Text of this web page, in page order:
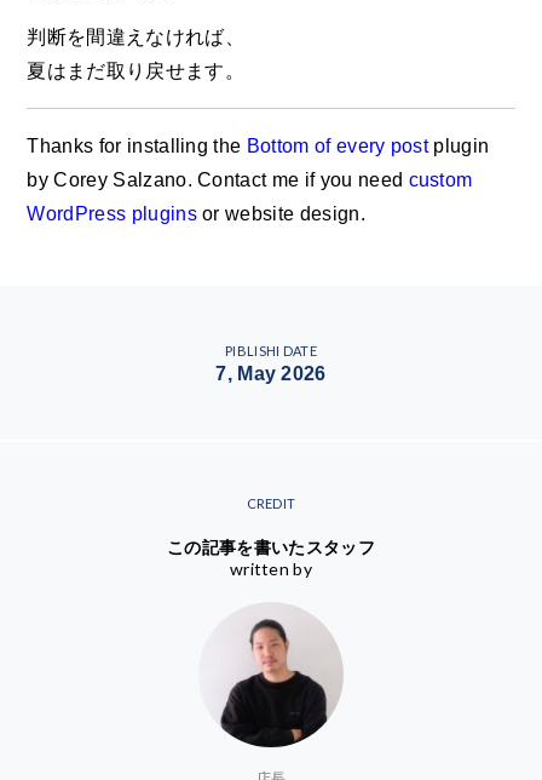
判断を間違えなければ、
夏はまだ取り戻せます。
Thanks for installing the Bottom of every postplugin
by Corey Salzano. Contact me if you need custom
WordPress pluginsor website design.
PIBLISHI DATE
7, May 2026
CREDIT
この記事を書いたスタッフ
written by